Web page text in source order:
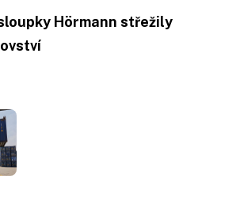
Hörmann střežily